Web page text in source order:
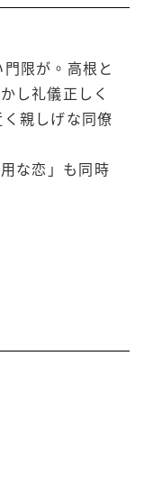
限が。高根と
し礼儀正しく
親しげな同僚
な恋」も同時